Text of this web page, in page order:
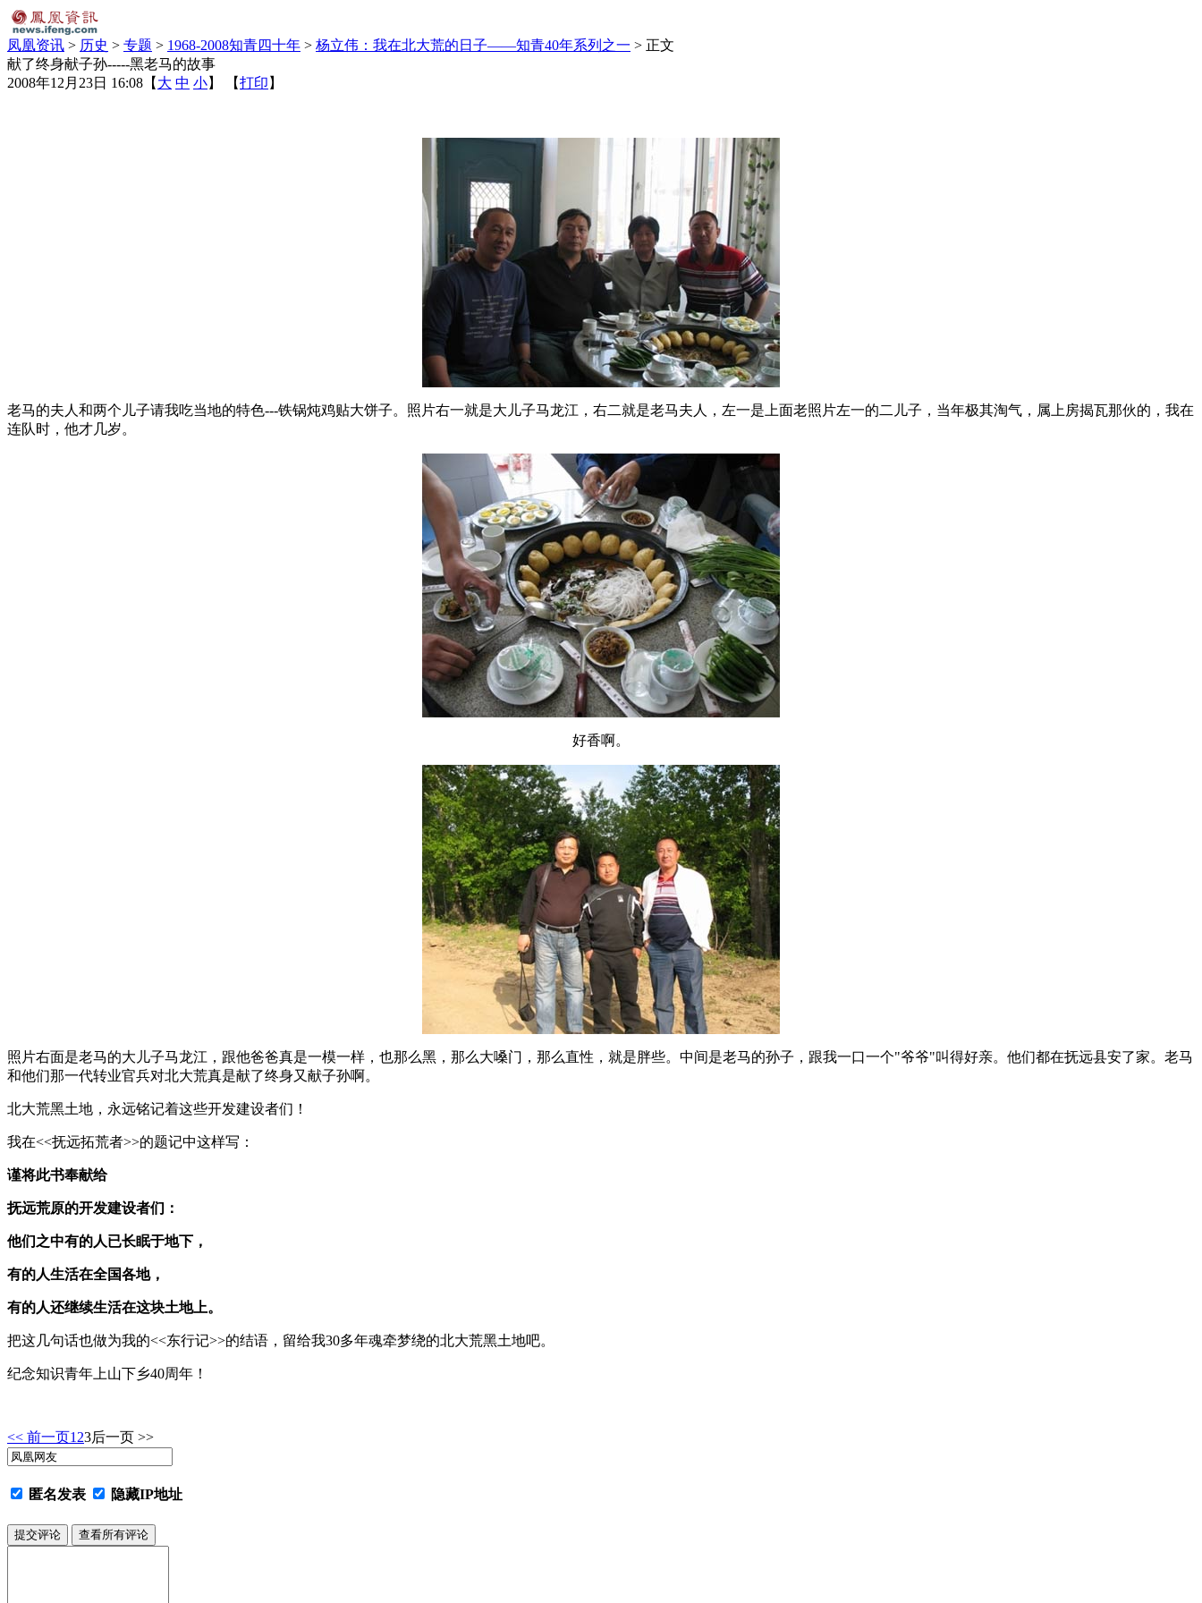
凤凰资讯 > 历史 > 专题 > 1968-2008知青四十年 > 杨立伟：我在北大荒的日子——知青40年系列之一 > 正文
献了终身献子孙-----黑老马的故事
2008年12月23日 16:08 【 大 中 小】 【打印 】
老马的夫人和两个儿子请我吃当地的特色---铁锅炖鸡贴大饼子。照片右一就是大儿子马龙江，右二就是老马夫人，左一是上面老照片左一的二儿子，当年极其淘气，属上房揭瓦那伙的，我在
连队时，他才几岁。
好香啊。
照片右面是老马的大儿子马龙江，跟他爸爸真是一模一样，也那么黑，那么大嗓门，那么直性，就是胖些。中间是老马的孙子，跟我一口一个"爷爷"叫得好亲。他们都在抚远县安了家。老马
和他们那一代转业官兵对北大荒真是献了终身又献子孙啊。
北大荒黑土地，永远铭记着这些开发建设者们！
我在<<抚远拓荒者>>的题记中这样写：
谨将此书奉献给
抚远荒原的开发建设者们：
他们之中有的人已长眠于地下，
有的人生活在全国各地，
有的人还继续生活在这块土地上。
把这几句话也做为我的<<东行记>>的结语，留给我30多年魂牵梦绕的北大荒黑土地吧。
纪念知识青年上山下乡40周年！
<< 前一页1 23后一页 >>
匿名发表 隐藏IP地址